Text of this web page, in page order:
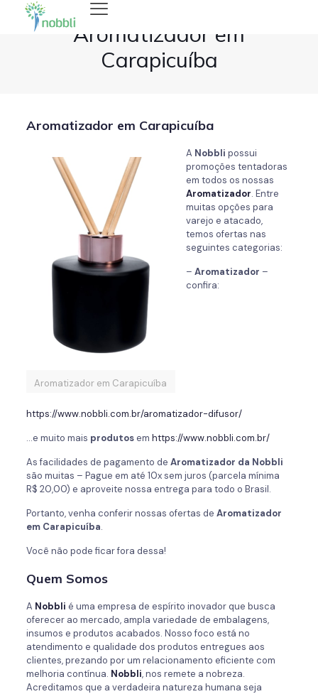
Aromatizador em
Carapicuíba
Aromatizador em Carapicuíba
Aromatizador em Carapicuíba
A Nobbli possui
promoções tentadoras
em todos os nossas
Aromatizador. Entre
muitas opções para
varejo e atacado,
temos ofertas nas
seguintes categorias:
– Aromatizador –
confira:
https://www.nobbli.com.br/aromatizador-difusor/
…e muito mais produtosem https://www.nobbli.com.br/
As facilidades de pagamento de Aromatizador da Nobbli
são muitas – Pague em até 10x sem juros (parcela mínima
R$ 20,00) e aproveite nossa entrega para todo o Brasil.
Portanto, venha conferir nossas ofertas de Aromatizador
em Carapicuíba.
Você não pode ficar fora dessa!
Quem Somos
A Nobbli é uma empresa de espírito inovador que busca
oferecer ao mercado, ampla variedade de embalagens,
insumos e produtos acabados. Nosso foco está no
atendimento e qualidade dos produtos entregues aos
clientes, prezando por um relacionamento eficiente com
melhoria contínua. Nobbli, nos remete a nobreza.
Acreditamos que a verdadeira natureza humana seja